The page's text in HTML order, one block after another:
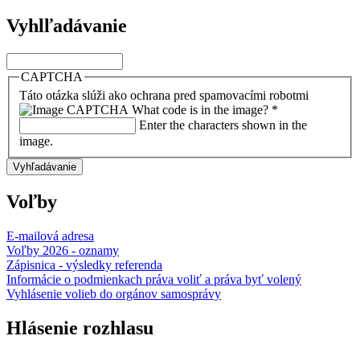
Vyhlľadávanie
CAPTCHA
Táto otázka slúži ako ochrana pred spamovacími robotmi
What code is in the image? *
Enter the characters shown in the
image.
Voľby
E-mailová adresa
Voľby 2026 - oznamy
Zápisnica - výsledky referenda
Informácie o podmienkach práva voliť a práva byť volený
Vyhlásenie volieb do orgánov samosprávy
Hlásenie rozhlasu